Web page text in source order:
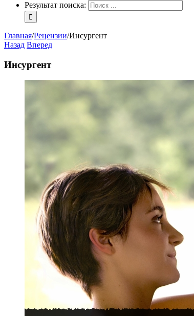
Результат поиска:
Главная/Рецензии/Инсургент
Назад Вперед
Инсургент